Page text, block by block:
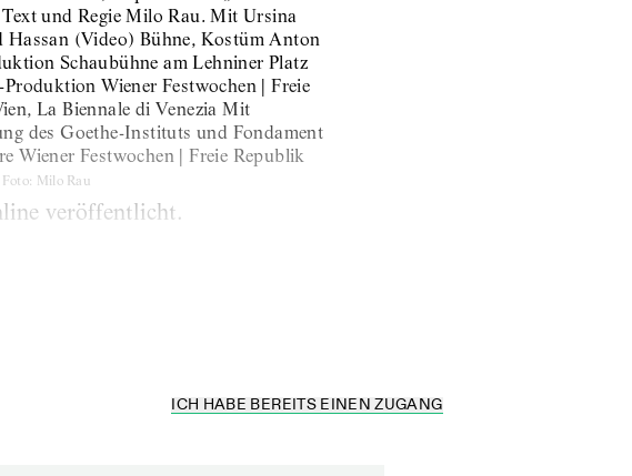
und Regie Milo Rau. Mit Ursina
Hassan (Video) Bühne, Kostüm Anton
Schaubühne am Lehniner Platz
Wiener Festwochen | Freie
La Biennale di Venezia Mit
des Goethe-Instituts und Fondament
Wiener Festwochen | Freie Republik
Foto: Milo Rau
veröffentlicht.
ICH HABE BEREITS EINEN ZUGANG